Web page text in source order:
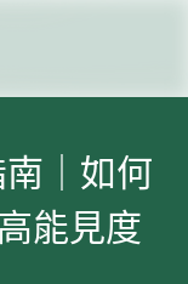
｜如何
能見度